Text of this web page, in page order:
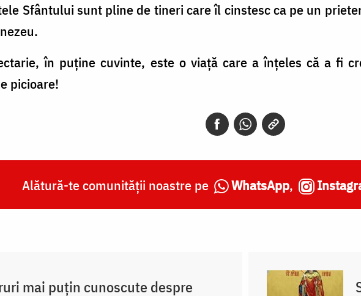
Sfântului sunt pline de tineri care îl cinstesc ca pe un
în puține cuvinte, este o viață care a înțeles că a fi
picioare!
Alătură-te comunității noastre pe WhatsApp,
mai puțin cunoscute despre